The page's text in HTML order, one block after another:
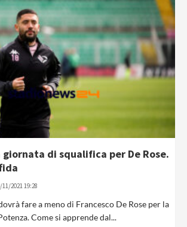
giornata di squalifica per De Rose.
11/2021 19:28
fare a meno di Francesco De Rose per la
Come si apprende dal...